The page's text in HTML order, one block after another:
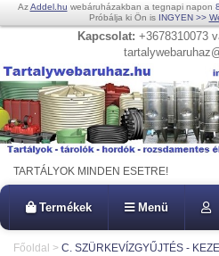
AzAddel.hu webáruházakban a tegnapi napon
Próbálja ki Ön is INGYEN >>
Kapcsolat: +3678310073
TARTÁLYOK MINDEN ESETRE!
Termékek Menü
Főoldal > C. SZÜRKEVÍZGYŰJTÉS -